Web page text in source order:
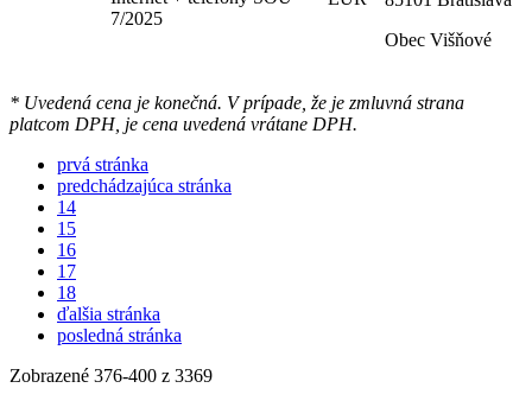
7/2025
Obec Višňové
* Uvedená cena je konečná. V prípade, že je zmluvná strana
platcom DPH, je cena uvedená vrátane DPH.
prvá stránka
predchádzajúca stránka
14
15
16
17
18
ďalšia stránka
posledná stránka
Zobrazené 376-400 z 3369